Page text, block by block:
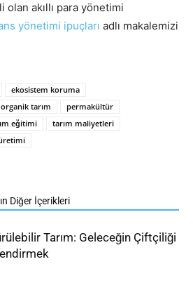
akıllı para yönetimi
yönetimi ipuçları adlı makalemizi
ekosistem koruma
organik tarım
permakültür
eğitimi
tarım maliyetleri
Diğer İçerikleri
Tarım: Geleceğin Çiftçiliği